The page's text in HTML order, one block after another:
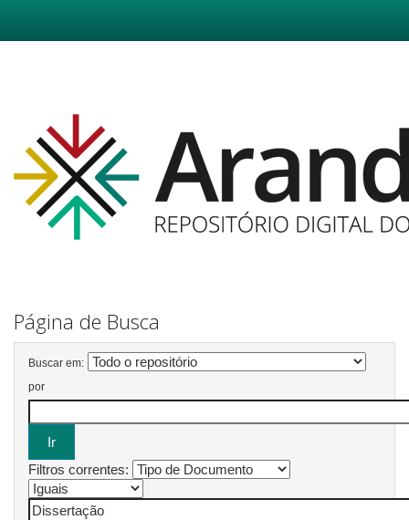
Página de Busca
Buscar em:
por
Filtros correntes: